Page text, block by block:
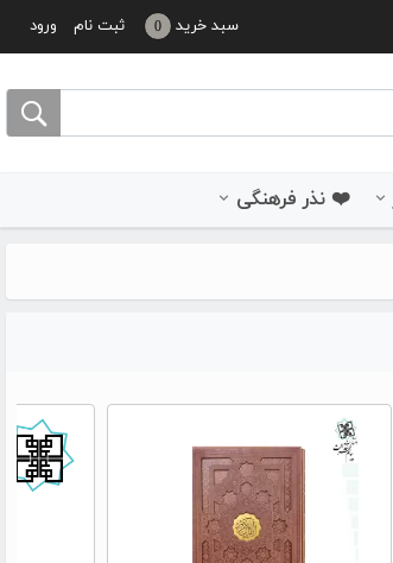
ورود ثبت نام سبد خرید 0
❤️ نذر فرهنگی